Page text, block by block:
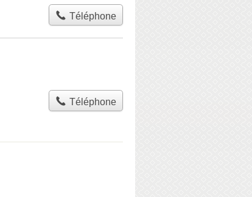
Téléphone
Téléphone